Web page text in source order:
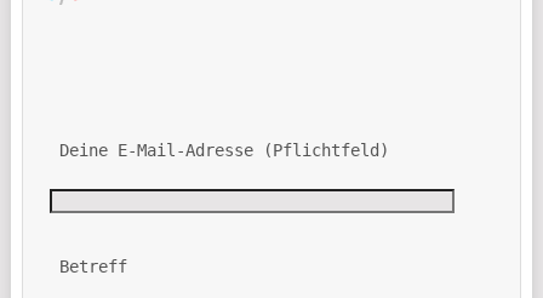
Deine E-Mail-Adresse (Pflichtfeld)
Betreff